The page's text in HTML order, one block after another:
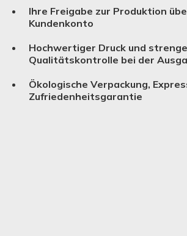
Ihre Freigabe zur Produktion
Kundenkonto
Hochwertiger Druck und strenge
Qualitätskontrolle bei der
Ökologische Verpackung,
Zufriedenheitsgarantie